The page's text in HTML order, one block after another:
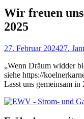
Wir freuen uns
2025
27. Februar 202427.
„Wenn Dräum widder
siehe https://
Lasst uns gemeinsam